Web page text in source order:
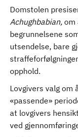
Domstolen
Achughbabian, om
begrunnelsene
utsendelse, bare
opphold.
Lovgivers valg om
«passende»
at lovgivers
ved